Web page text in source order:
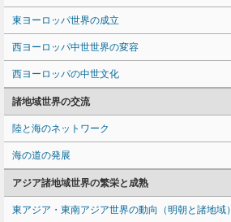
東ヨーロッパ世界の成立
西ヨーロッパ中世世界の変容
西ヨーロッパの中世文化
諸地域世界の交流
陸と海のネットワーク
海の道の発展
アジア諸地域世界の繁栄と成熟
東アジア・東南アジア世界の動向（明朝と諸地域）